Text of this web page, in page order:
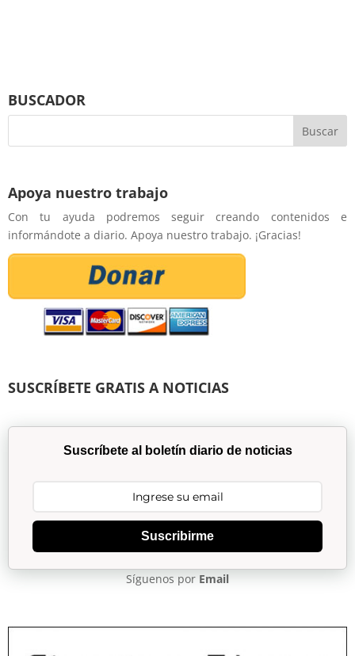
BUSCADOR
Apoya nuestro trabajo
Con tu ayuda podremos seguir creando contenidos e
informándote a diario. Apoya nuestro trabajo. ¡Gracias!
SUSCRÍBETE GRATIS A NOTICIAS
Suscríbete al boletín diario de noticias
Suscribirme
Síguenos por Email